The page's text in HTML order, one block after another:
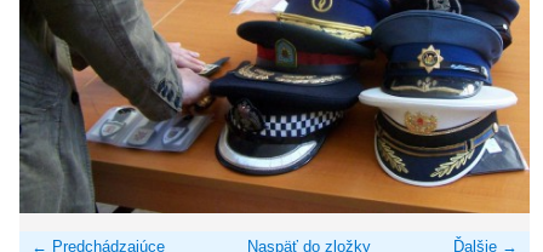
← Predchádzajúce Ďalšie →
Naspäť do zložky